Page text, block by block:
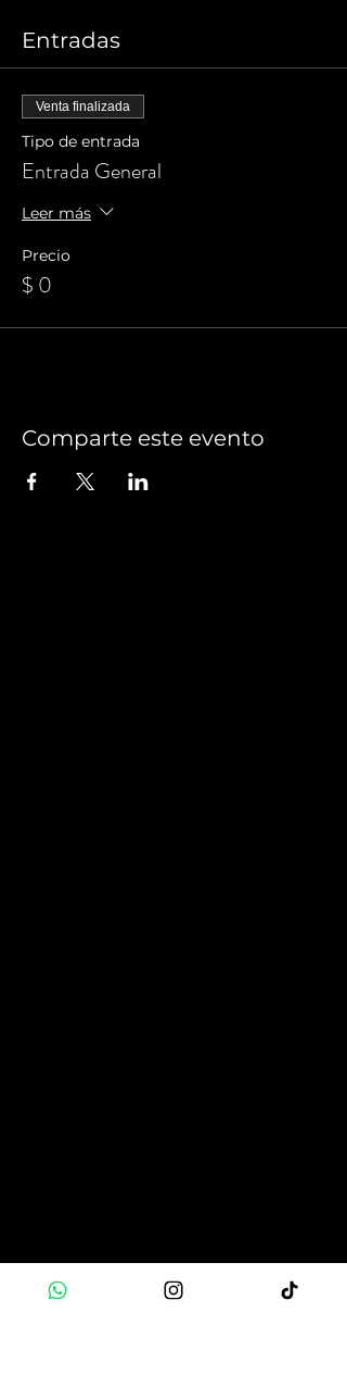
Entradas
Venta finalizada
Tipo de entrada
Entrada General
Leer más
Precio
$ 0
Comparte este evento